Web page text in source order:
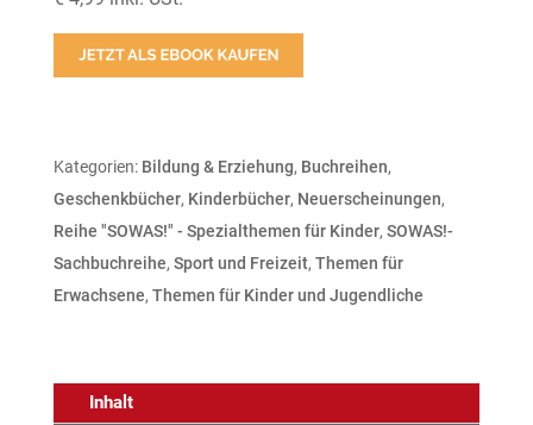
Kategorien: Bildung & Erziehung, Buchreihen,
Geschenkbücher, Kinderbücher, Neuerscheinungen,
Reihe "SOWAS!" - Spezialthemen für Kinder, SOWAS!-
Sachbuchreihe, Sport und Freizeit, Themen für
Erwachsene, Themen für Kinder und Jugendliche
Inhalt